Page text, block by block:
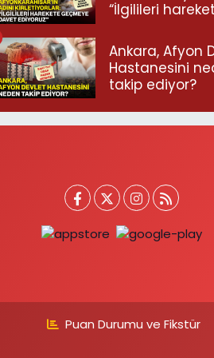
“İlgilileri
ediyoruz”
Ankara, Afyon
Hastanesini
takip ediyor?
Puan Durumu ve Fikstür